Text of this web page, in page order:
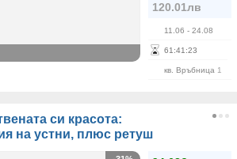
120.01лв
11.06 - 24.08
61 :41 :23
кв. Връбница 1
си красота:
на устни, плюс ретуш